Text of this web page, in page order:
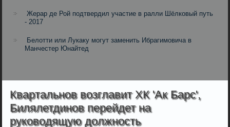
Жерар де Рой подтвердил участие в ралли Шёлковый путь
- 2017
Белотти или Лукаку могут заменить Ибрагимовича в
Манчестер Юнайтед
Квартальнов возглавит ХК 'Ак Барс',
Билялетдинов перейдет на
руководящую должность